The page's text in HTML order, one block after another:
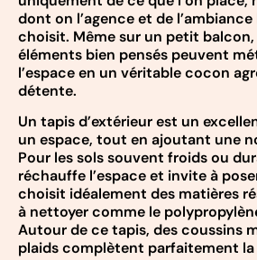
dont on l’agence et de
choisit. Même sur un petit
éléments bien pensés peuvent
l’espace en un véritable cocon
détente.
Un tapis d’extérieur est un
un espace, tout en ajoutant une
Pour les sols souvent froids ou
réchauffe l’espace et invite à
choisit idéalement des matières
à nettoyer comme le
Autour de ce tapis, des coussins
plaids complètent parfaitement la